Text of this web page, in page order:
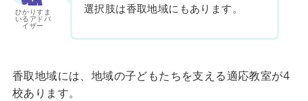
ひかりすま
いるアドバ
イザー
選択肢は香取地域にもあります。
香取地域には、地域の子どもたちを支える適応教室が4
校あります。